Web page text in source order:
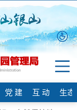
党 建 互 动
生